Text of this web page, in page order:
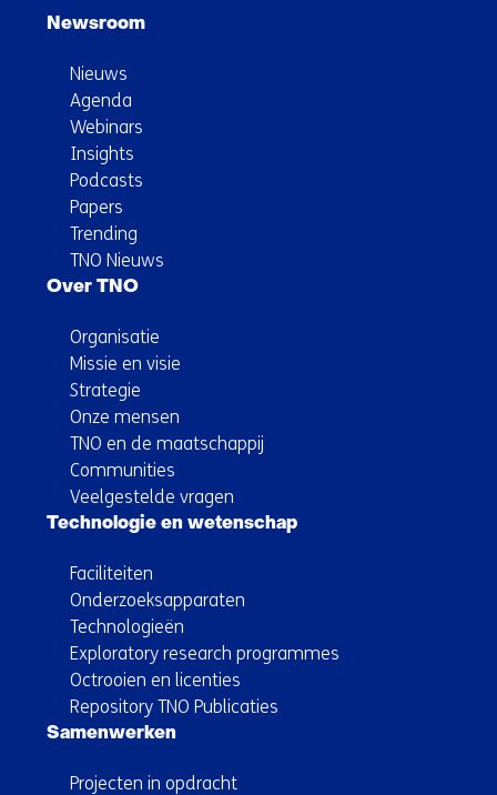
Newsroom
Nieuws
Agenda
Webinars
Insights
Podcasts
Papers
Trending
TNO Nieuws
Over TNO
Organisatie
Missie en visie
Strategie
Onze mensen
TNO en de maatschappij
Communities
Veelgestelde vragen
Technologie en wetenschap
Faciliteiten
Onderzoeksapparaten
Technologieën
Exploratory research programmes
Octrooien en licenties
Repository TNO Publicaties
Samenwerken
Projecten in opdracht